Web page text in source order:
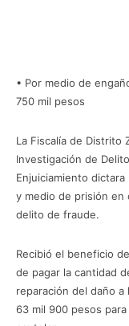
• Por medio de
750 mil pesos
La Fiscalía de Distrito
Investigación de
Enjuiciamiento
y medio de prisión en
delito de fraude.
Recibió el beneficio
de pagar la cantidad
reparación del daño
63 mil 900 pesos